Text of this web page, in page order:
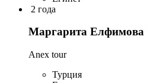
2 года
Маргарита Елфимова
Anex tour
Турция